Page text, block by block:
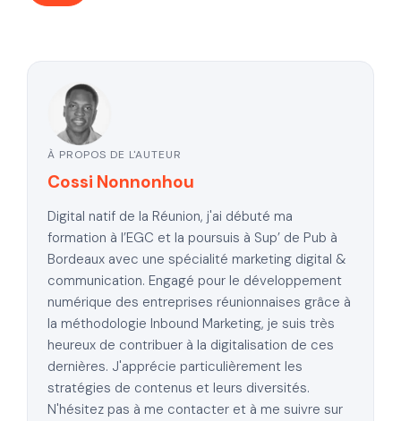
À PROPOS DE L'AUTEUR
Cossi Nonnonhou
Digital natif de la Réunion, j'ai débuté ma
formation à l’EGC et la poursuis à Sup’ de Pub à
Bordeaux avec une spécialité marketing digital &
communication. Engagé pour le développement
numérique des entreprises réunionnaises grâce à
la méthodologie Inbound Marketing, je suis très
heureux de contribuer à la digitalisation de ces
dernières. J'apprécie particulièrement les
stratégies de contenus et leurs diversités.
N'hésitez pas à me contacter et à me suivre sur